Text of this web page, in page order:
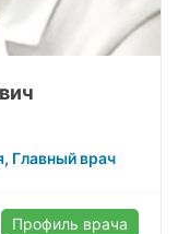
Главный врач
Профиль врача